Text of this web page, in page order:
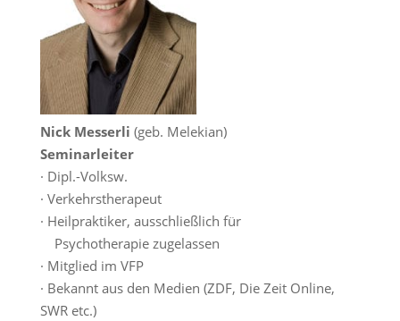
Nick Messerli (geb. Melekian)
Seminarleiter
· Dipl.-Volksw.
· Verkehrstherapeut
· Heilpraktiker, ausschließlich für
Psychotherapie zugelassen
· Mitglied im VFP
· Bekannt aus den Medien (ZDF, Die Zeit Online,
SWR etc.)